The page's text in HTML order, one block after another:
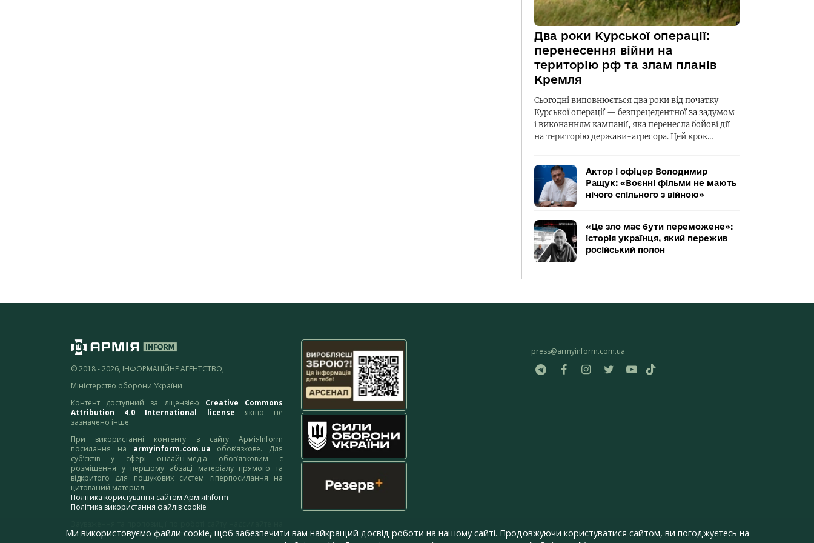
Два роки Курської операції:
перенесення війни на
територію рф та злам планів
Кремля
Сьогодні виповнюється два роки від початку
Курської операції — безпрецедентної за задумом
і виконанням кампанії, яка перенесла бойові дії
на територію держави-агресора. Цей крок…
Актор і офіцер Володимир
Ращук: «Воєнні фільми не мають
нічого спільного з війною»
«Це зло має бути переможене»:
історія українця, який пережив
російський полон
© 2018 - 2026, ІНФОРМАЦІЙНЕ АГЕНТСТВО,
Міністерство оборони України
Контент доступний за ліцензією Creative Commons
Attribution 4.0 International license якщо не
зазначено інше.
При використанні контенту з сайту АрміяInform
посилання на armyinform.com.ua обов’язкове. Для
суб’єктів у сфері онлайн-медіа обов’язковим є
розміщення у першому абзаці матеріалу прямого та
відкритого для пошукових систем гіперпосилання на
цитований матеріал.
Політика користування сайтом АрміяInform
Політика використання файлів cookie
адресу:webmaster@armyinform.com.ua
press@armyinform.com.ua
Ми використовуємо файли cookie, щоб забезпечити вам найкращий досвід роботи на нашому сайті. Продовжуючи користуватися сайтом, ви погоджуєтесь на